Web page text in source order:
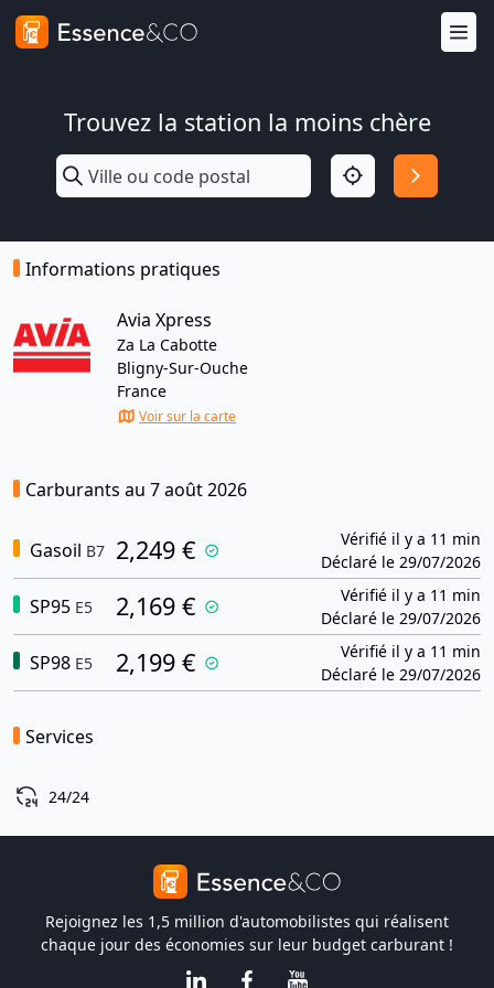
Trouvez la station la moins chère
Informations pratiques
Avia Xpress
Za La Cabotte
Bligny-Sur-Ouche
France
Voir sur la carte
Carburants au 7 août 2026
Gasoil B7 2,249 €
Vérifié il y a 11 min
Déclaré le 29/07/2026
SP95 E5 2,169 €
Vérifié il y a 11 min
Déclaré le 29/07/2026
SP98 E5 2,199 €
Vérifié il y a 11 min
Déclaré le 29/07/2026
Services
24/24
Rejoignez les 1,5 million d'automobilistes qui réalisent
chaque jour des économies sur leur budget carburant !